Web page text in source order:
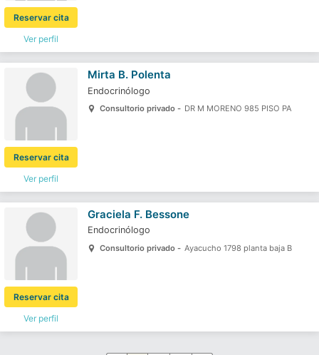
Ver perfil
Reservar cita
Ver perfil
Reservar cita
Mirta B. Polenta
Endocrinólogo
Consultorio privado - DR M MORENO 985 PISO PA
Ver perfil
Reservar cita
Graciela F. Bessone
Endocrinólogo
Consultorio privado - Ayacucho 1798 planta baja B